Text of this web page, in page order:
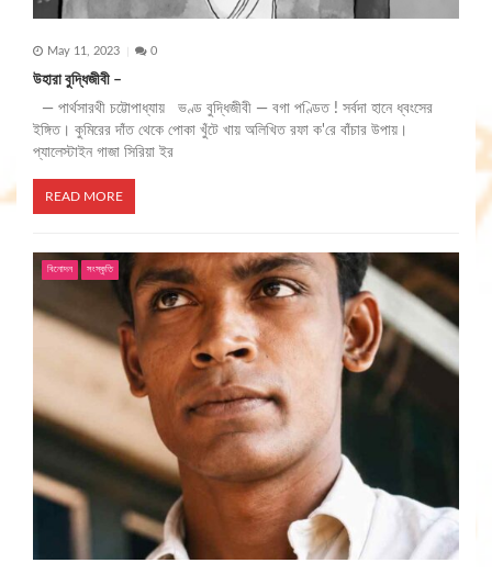
May 11, 2023 0
উহারা বুদ্ধিজীবী –
— পার্থসারথী চট্টোপাধ্যায় ভণ্ড বুদ্ধিজীবী — বগা পণ্ডিত ! সর্বদা হানে ধ্বংসের
ইঙ্গিত। কুমিরের দাঁত থেকে পোকা খুঁটে খায় অলিখিত রফা ক'রে বাঁচার উপায়।
প্যালেস্টাইন গাজা সিরিয়া ইর
READ MORE
বিনোদন সংস্কৃতি